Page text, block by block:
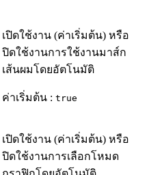
เปิดใช้งาน (ค่าเริ่มต้น) หรือ
ปิดใช้งานการใช้งานมาส์ก
เส้นผมโดยอัตโนมัติ
ค่าเริ่มต้น : true
เปิดใช้งาน (ค่าเริ่มต้น) หรือ
ปิดใช้งานการเลือกโหมด